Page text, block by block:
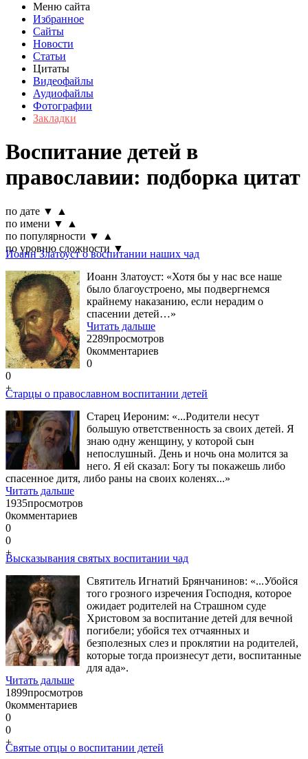
Меню сайта
Избранное
Сайты
Новости
Статьи
Цитаты
Видеофайлы
Аудиофайлы
Фотографии
Закладки
Воспитание детей в
православии: подборка цитат
по дате ▼
▲
по имени ▼
▲
по популярности ▼
▲
по уровню сложности ▼
Иоанн Златоуст о воспитании наших чад
Иоанн Златоуст: «Хотя бы у нас все наше
было благоустроено, мы подвергнемся
крайнему наказанию, если нерадим о
спасении детей…»
Читать дальше
2289просмотров
0комментариев
0
0
+
Старцы о православном воспитании детей
Старец Иероним: «...Родители несут
большую ответственность за своих детей. Я
знаю одну женщину, у которой сын
непослушный. День и ночь она молится за
него. Я ей сказал: Богу ты покажешь либо
спасенное дитя, либо раны на своих коленях...»
Читать дальше
1935просмотров
0комментариев
0
0
+
Высказывания святых воспитании чад
Святитель Игнатий Брянчанинов: «...Убойся
того грозного изречения Господня, которое
ожидает родителей на Страшном суде
Христовом за воспитание детей для вечной
погибели; убойся тех отчаянных и
безполезных слез и проклятии на родителей,
которые тогда произнесут дети, воспитанные
для ада».
Читать дальше
1899просмотров
0комментариев
0
0
+
Святые отцы о воспитании детей